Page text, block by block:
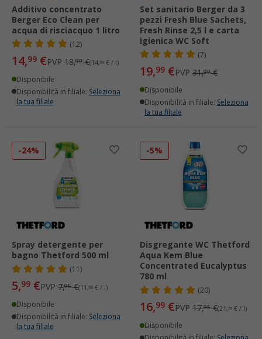
Additivo concentrato
Berger Eco Clean per
acqua di risciacquo 1 litro
(12)
14,99 €PVP 18,99€(14,99 € / l)
Disponibile
Disponibilità in filiale: Seleziona
la tua filiale
Set sanitario Berger da 3
pezzi Fresh Blue Sachets,
Fresh Rinse 2,5 l e carta
igienica WC Soft
(7)
19,99 €PVP 31,99€
Disponibile
Disponibilità in filiale: Seleziona
la tua filiale
-24%
Spray detergente per
bagno Thetford 500 ml
(11)
5,99 €PVP 7,95€(11,98 € / l)
Disponibile
Disponibilità in filiale: Seleziona
la tua filiale
-5%
Disgregante WC Thetford
Aqua Kem Blue
Concentrated Eucalyptus
780 ml
(20)
16,99 €PVP 17,95€(21,78 € / l)
Disponibile